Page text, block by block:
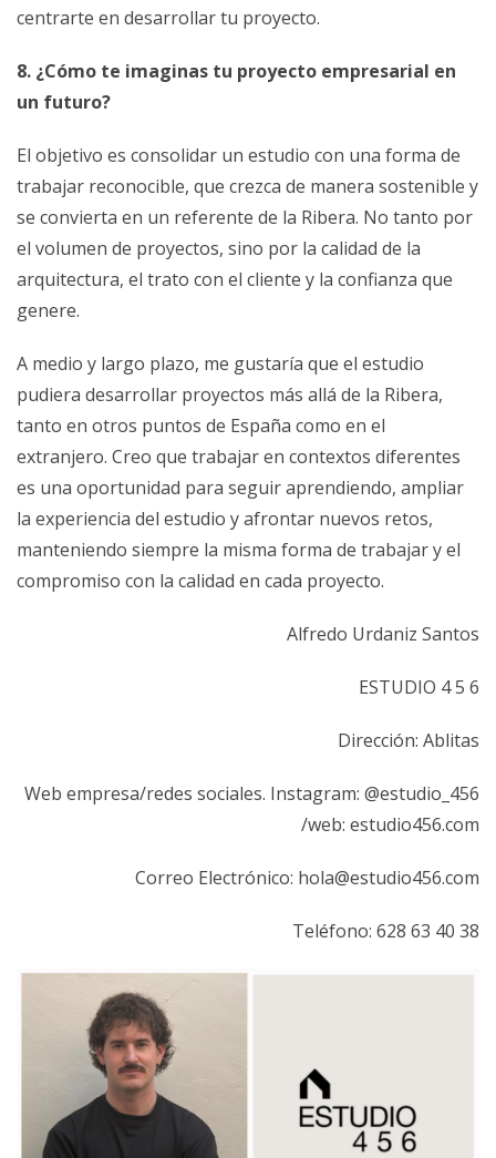
centrarte en desarrollar tu proyecto.
8. ¿Cómo te imaginas tu proyecto empresarial en
un futuro?
El objetivo es consolidar un estudio con una forma de
trabajar reconocible, que crezca de manera sostenible y
se convierta en un referente de la Ribera. No tanto por
el volumen de proyectos, sino por la calidad de la
arquitectura, el trato con el cliente y la confianza que
genere.
A medio y largo plazo, me gustaría que el estudio
pudiera desarrollar proyectos más allá de la Ribera,
tanto en otros puntos de España como en el
extranjero. Creo que trabajar en contextos diferentes
es una oportunidad para seguir aprendiendo, ampliar
la experiencia del estudio y afrontar nuevos retos,
manteniendo siempre la misma forma de trabajar y el
compromiso con la calidad en cada proyecto.
Alfredo Urdaniz Santos
ESTUDIO 4 5 6
Dirección: Ablitas
Web empresa/redes sociales. Instagram: @estudio_456
/web: estudio456.com
Correo Electrónico: hola@estudio456.com
Teléfono: 628 63 40 38